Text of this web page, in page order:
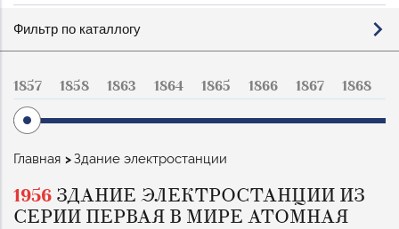
по
Фильтр по каталлогу
1857 1858 1863 1864 1865 1866 1867 1868
Строка
Главная Здание электростанции
1956 ЗДАНИЕ ЭЛЕКТРОСТАНЦИИ ИЗ
СЕРИИ ПЕРВАЯ В МИРЕ АТОМНАЯ